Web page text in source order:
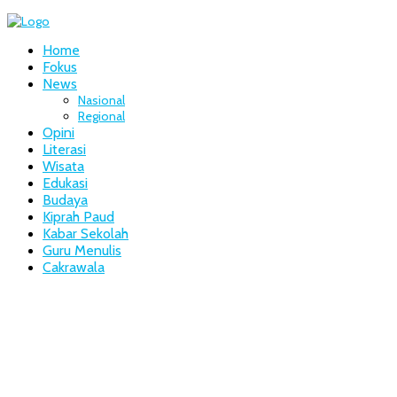
Home
Fokus
News
Nasional
Regional
Opini
Literasi
Wisata
Edukasi
Budaya
Kiprah Paud
Kabar Sekolah
Guru Menulis
Cakrawala